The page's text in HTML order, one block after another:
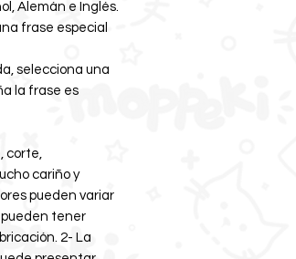
Alemán e Inglés.
frase especial
selecciona una
la frase es
corte,
cariño y
pueden variar
pueden tener
2- La